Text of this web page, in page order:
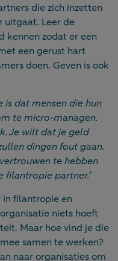
die zich inzetten
uitgaat. Leer de
kennen zodat er een
een gerust hart
doen. Geven is ook
is dat mensen die hun
te micro-managen.
Je wilt dat je geld
dingen fout gaan.
te hebben
filantropie partner.’
in filantropie en
niets hoeft
Maar hoe vind je die
samen te werken?
naar organisaties om